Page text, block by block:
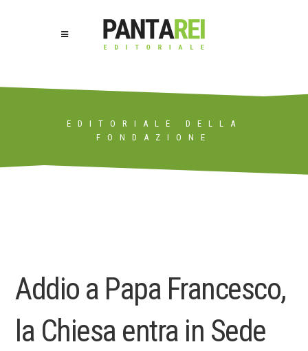
EDITORIALE DELLA
FONDAZIONE
Addio a Papa Francesco,
la Chiesa entra in Sede